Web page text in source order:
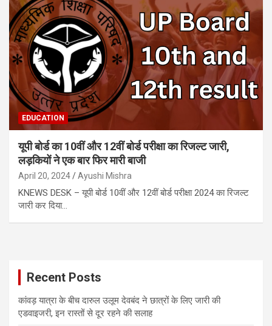
EDUCATION
यूपी बोर्ड का 10वीं और 12वीं बोर्ड परीक्षा का रिजल्ट जारी,
लड़कियों ने एक बार फिर मारी बाजी
April 20, 2024 Ayushi Mishra
KNEWS DESK – यूपी बोर्ड 10वीं और 12वीं बोर्ड परीक्षा 2024 का रिजल्ट
जारी कर दिया…
Recent Posts
कांवड़ यात्रा के बीच दारुल उलूम देवबंद ने छात्रों के लिए जारी की
एडवाइजरी, इन रास्तों से दूर रहने की सलाह